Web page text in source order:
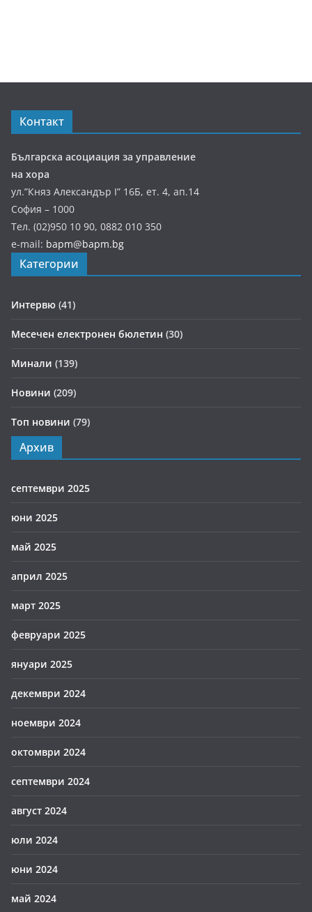
Контакт
Българска асоциация за управление
на хора
ул.”Княз Александър І” 16Б, ет. 4, ап.14
София – 1000
Тел. (02)950 10 90, 0882 010 350
e-mail: bapm@bapm.bg
Категории
Интервю (41)
Месечен електронен бюлетин (30)
Минали (139)
Новини (209)
Топ новини (79)
Архив
септември 2025
юни 2025
май 2025
април 2025
март 2025
февруари 2025
януари 2025
декември 2024
ноември 2024
октомври 2024
септември 2024
август 2024
юли 2024
юни 2024
май 2024